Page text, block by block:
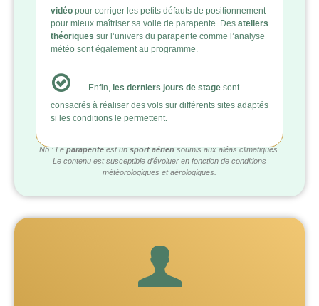
vidéo pour corriger les petits défauts de positionnement
pour mieux maîtriser sa voile de parapente. Des ateliers
théoriques sur l’univers du parapente comme l’analyse
météo sont également au programme.
Enfin, les derniers jours de stage sont
consacrés à réaliser des vols sur différents sites adaptés
si les conditions le permettent.
Nb : Leparapenteest unsport aériensoumis aux aléas climatiques.
Le contenu est susceptible d’évoluer en fonction de conditions
météorologiques et aérologiques.